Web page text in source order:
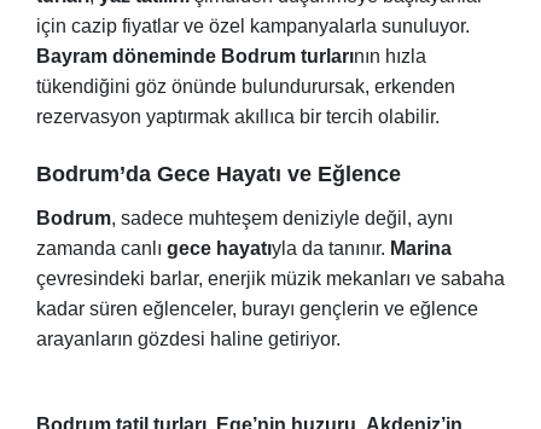
için cazip fiyatlar ve özel kampanyalarla sunuluyor.
Bayram döneminde Bodrum turlarının hızla
tükendiğini göz önünde bulundurursak, erkenden
rezervasyon yaptırmak akıllıca bir tercih olabilir.
Bodrum’da Gece Hayatı ve Eğlence
Bodrum, sadece muhteşem deniziyle değil, aynı
zamanda canlı gece hayatıyla da tanınır. Marina
çevresindeki barlar, enerjik müzik mekanları ve sabaha
kadar süren eğlenceler, burayı gençlerin ve eğlence
arayanların gözdesi haline getiriyor.
Bodrum tatil turları, Ege’nin huzuru, Akdeniz’in